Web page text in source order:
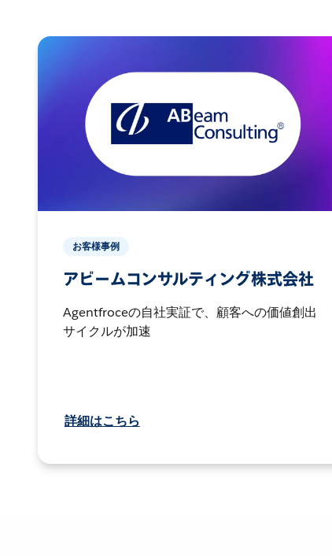
お客様事例
アビームコンサルティング株式会社
Agentfroceの自社実証で、顧客への価値創出
サイクルが加速
詳細はこちら